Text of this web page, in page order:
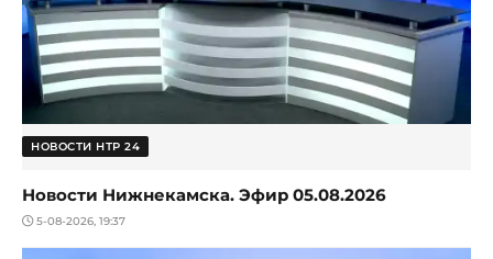
НОВОСТИ НТР 24
Новости Нижнекамска. Эфир 05.08.2026
5-08-2026, 19:37